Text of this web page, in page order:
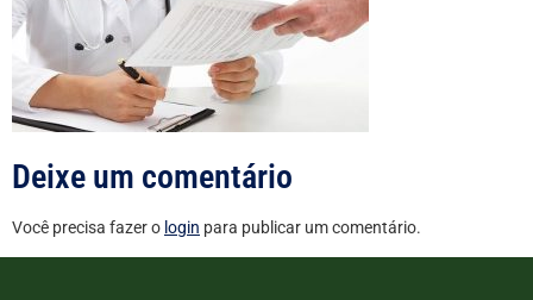
Deixe um comentário
Você precisa fazer o login para publicar um comentário.